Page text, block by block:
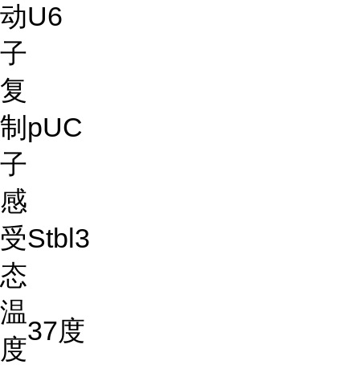
动
子
U6
复
制
子
pUC
感
受
态
Stbl3
温
度
37度